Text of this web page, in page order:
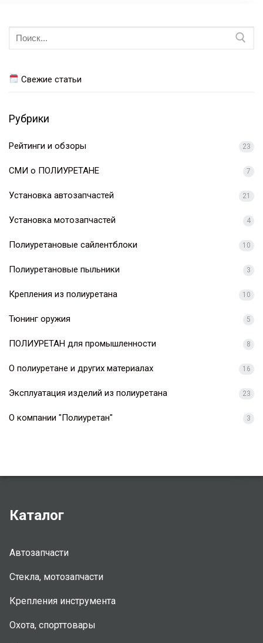
Искать:
Свежие статьи
Рубрики
Рейтинги и обзоры 23
СМИ о ПОЛИУРЕТАНЕ 7
Установка автозапчастей 21
Установка мотозапчастей 4
Полиуретановые сайлентблоки 10
Полиуретановые пыльники 3
Крепления из полиуретана 10
Тюнинг оружия 5
ПОЛИУРЕТАН для промышленности 8
О полиуретане и других материалах 16
Эксплуатация изделий из полиуретана 23
О компании "Полиуретан" 3
Каталог
Автозапчасти
Стекла, мотозапчасти
Крепления инструмента
Охота, спорттовары